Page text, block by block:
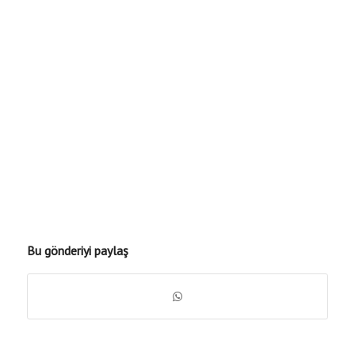
Bu gönderiyi paylaş